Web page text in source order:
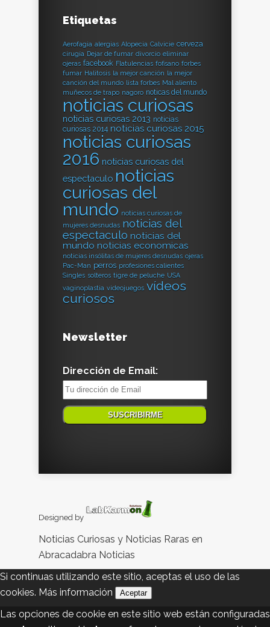
Etiquetas
Aerofagia alergias Alopecia Calvicie cerveza
cirugía Dejar de fumar divorcio eliminar
ojeras facebook Flatulencias fofisano forbes
fumar Halitosis la mejor canción la mejor
canción del mundo lista forbes Mal aliento
muñecos de trapo nagoro noticas del mundo
noticias curiosas
noticias curiosas 2013 noticias
curiosas 2014 noticias curiosas 2015
noticias curiosas
2016 noticias curiosas del
espectaculo noticias
curiosas del
mundo noticias curiosas de
mujeres desnudas noticias del
espectaculo noticias del
mundo noticias economicas
noticias insólitas de mujeres desnudas ojeras
Pac-Man perros profesiones calientes
Singles solteros tigre de peluche USA
vaginoplastia videojuegos vídeos
curiosos
Newsletter
Dirección de Email:
Designed by
Noticias Curiosas y Noticias Raras en
Abracadabra Noticias
Si continuas utilizando este sitio, aceptas el uso de las
cookies. Más información Aceptar
Las opciones de cookie en este sitio web están configuradas